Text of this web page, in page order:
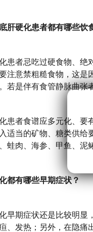
肝硬化患者都有哪些饮
患者忌吃过硬食物、绝
注意禁粗糙食物，这是
若是伴有食管静脉曲张
患者食谱应多元化、要
适当的矿物、糖类供给
蛙肉、海参、甲鱼、泥
都有哪些早期症状？
早期症状还是比较明显
、发热；另外，在隐痛